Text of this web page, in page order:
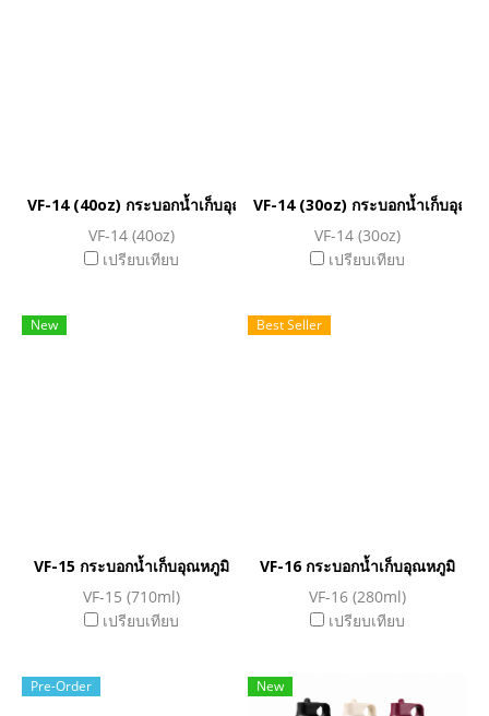
VF-14 (40oz) กระบอกน้ำเก็บอุณหภูมิ
VF-14 (40oz)
เปรียบเทียบ
VF-14 (30oz) กระบอกน้ำเก็บอุณห
VF-14 (30oz)
เปรียบเทียบ
New
VF-15 กระบอกน้ำเก็บอุณหภูมิ
VF-15 (710ml)
เปรียบเทียบ
Best Seller
VF-16 กระบอกน้ำเก็บอุณหภูมิ
VF-16 (280ml)
เปรียบเทียบ
Pre-Order New